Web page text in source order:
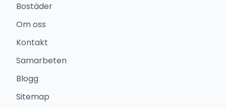
Bostäder
Om oss
Kontakt
Samarbeten
Blogg
Sitemap